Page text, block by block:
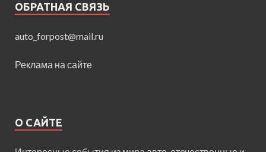
ОБРАТНАЯ СВЯЗЬ
auto_forpost@mail.ru
Реклама на сайте
О САЙТЕ